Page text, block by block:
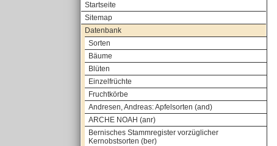
Startseite
Sitemap
Datenbank
Sorten
Bäume
Blüten
Einzelfrüchte
Fruchtkörbe
Andresen, Andreas: Apfelsorten (and)
ARCHE NOAH (anr)
Bernisches Stammregister vorzüglicher
Kernobstsorten (ber)